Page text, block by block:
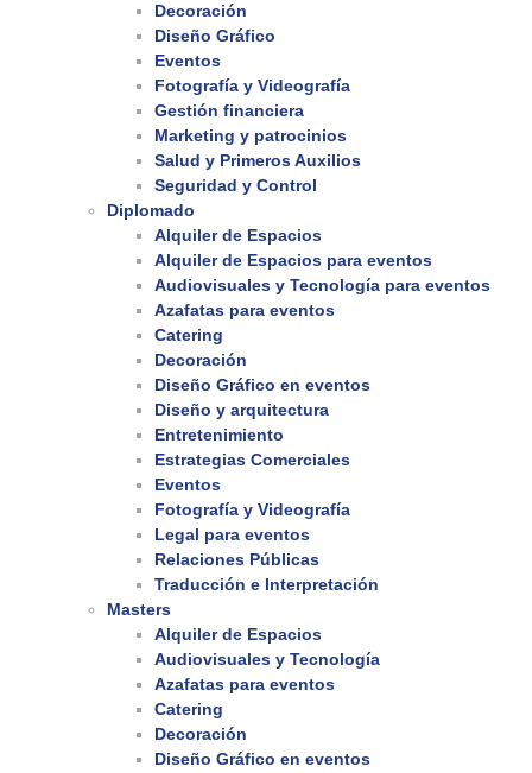
Decoración
Diseño Gráfico
Eventos
Fotografía y Videografía
Gestión financiera
Marketing y patrocinios
Salud y Primeros Auxilios
Seguridad y Control
Diplomado
Alquiler de Espacios
Alquiler de Espacios para eventos
Audiovisuales y Tecnología para eventos
Azafatas para eventos
Catering
Decoración
Diseño Gráfico en eventos
Diseño y arquitectura
Entretenimiento
Estrategias Comerciales
Eventos
Fotografía y Videografía
Legal para eventos
Relaciones Públicas
Traducción e Interpretación
Masters
Alquiler de Espacios
Audiovisuales y Tecnología
Azafatas para eventos
Catering
Decoración
Diseño Gráfico en eventos